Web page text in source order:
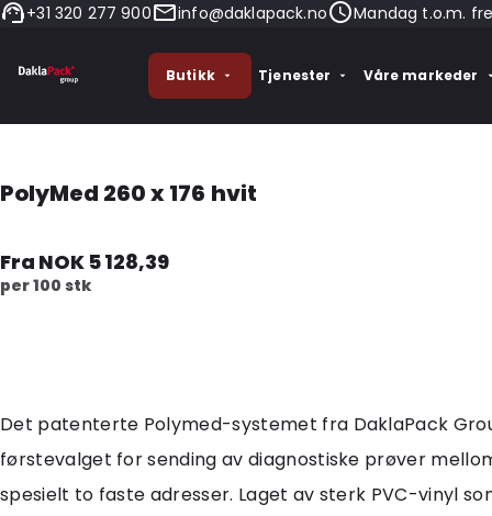
+31 320 277 900 info@daklapack.no Mandag t.o.m.
Butikk Tjenester Våre markeder
PolyMed 260 x 176 hvit
Fra NOK 5 128,39
per 100 stk
Det patenterte Polymed-systemet fra DaklaPack
førstevalget for sending av diagnostiske prøver
spesielt to faste adresser. Laget av sterk PVC-vinyl